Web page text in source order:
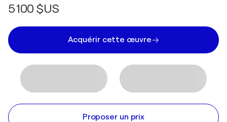
5 100 $US
Acquérir cette œuvre
Proposer un prix